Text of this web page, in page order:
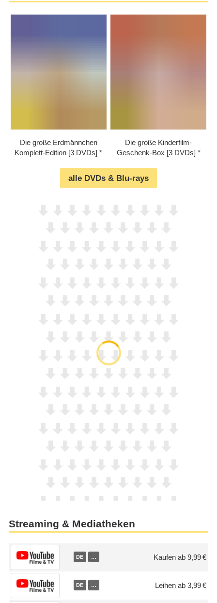
Die große Erdmännchen
Komplett-Edition [3 DVDs]
Die große Kinderfilm-
Geschenk-Box [3 DVDs]
alle DVDs & Blu-rays
Streaming & Mediatheken
DE … Kaufen ab 9,99 €
DE … Leihen ab 3,99 €